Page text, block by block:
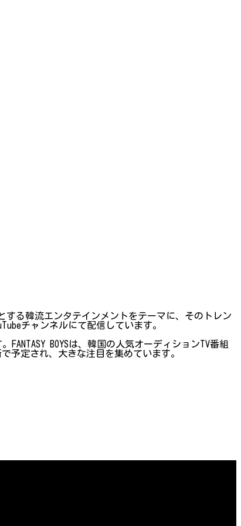
する韓流エンタテインメントをテーマに、そのトレン
チャンネルにて配信しています。
BOYSは、韓国の人気オーディションTV番組
予定され、大きな注目を集めています。